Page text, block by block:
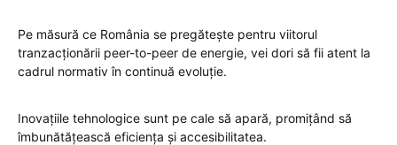
Pe măsură ce România se pregătește pentru viitorul
tranzacționării peer-to-peer de energie, vei dori să fii atent la
cadrul normativ în continuă evoluție.
Inovațiile tehnologice sunt pe cale să apară, promițând să
îmbunătățească eficiența și accesibilitatea.